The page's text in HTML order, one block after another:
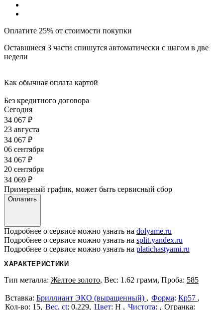
Оплатите 25% от стоимости покупки
Оставшиеся 3 части спишутся автоматически с шагом в две
недели
Как обычная оплата картой
Без кредитного договора
Сегодня
34 067 ₽
23 августа
34 067 ₽
06 сентября
34 067 ₽
20 сентября
34 069 ₽
Примерный график, может быть сервисный сбор
Оплатить
Подробнее о сервисе можно узнать на dolyame.ru
Подробнее о сервисе можно узнать на split.yandex.ru
Подробнее о сервисе можно узнать на platichastyami.ru
ХАРАКТЕРИСТИКИ
Тип металла: Желтое золото, Вес: 1.62 грамм, Проба: 585
Бриллиант ЭКО (выращенный) Форма: Кр57
15 Вес, ct: 0.229 Цвет: H Чистота: